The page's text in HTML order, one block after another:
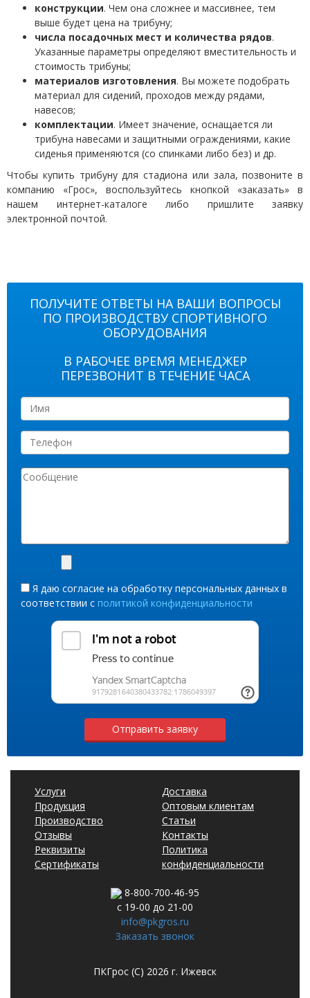
конструкции. Чем она сложнее и массивнее, тем
выше будет цена на трибуну;
числа посадочных мест и количества рядов.
Указанные параметры определяют вместительность и
стоимость трибуны;
материалов изготовления. Вы можете подобрать
материал для сидений, проходов между рядами,
навесов;
комплектации. Имеет значение, оснащается ли
трибуна навесами и защитными ограждениями, какие
сиденья применяются (со спинками либо без) и др.
Чтобы купить трибуну для стадиона или зала, позвоните в
компанию «Грос», воспользуйтесь кнопкой «заказать» в
нашем интернет-каталоге либо пришлите заявку
электронной почтой.
ПОЛУЧИТЕ ОТВЕТЫ НА ВАШИ ВОПРОСЫ
ПО ПРОИЗВОДСТВУ СПОРТИВНОГО
ОБОРУДОВАНИЯ
В РАБОЧЕЕ ВРЕМЯ МЕНЕДЖЕР
ПЕРЕЗВОНИТ В ТЕЧЕНИЕ ЧАСА
Я даю согласие на обработку персональных данных в
соответствии с политикой конфиденциальности
Отправить заявку
Услуги
Продукция
Производство
Отзывы
Реквизиты
Сертификаты
Доставка
Оптовым клиентам
Статьи
Контакты
Политика
конфиденциальности
8-800-700-46-95
с 19-00 до 21-00
info@pkgros.ru
Заказать звонок
ПКГрос (С) 2026 г. Ижевск